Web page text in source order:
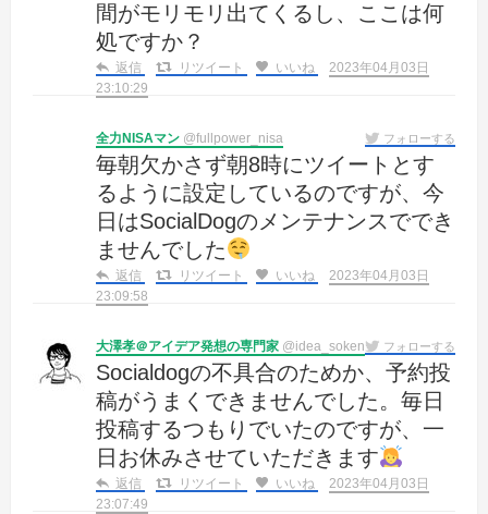
間がモリモリ出てくるし、ここは何
処ですか？
返信 リツイート いいね
2023年04月03日
23:10:29
全力NISAマン @fullpower_nisa フォローする
毎朝欠かさず朝8時にツイートとす
るように設定しているのですが、今
日はSocialDogのメンテナンスででき
ませんでした
返信 リツイート いいね
2023年04月03日
23:09:58
大澤孝＠アイデア発想の専門家 @idea_soken フォローする
Socialdogの不具合のためか、予約投
稿がうまくできませんでした。毎日
投稿するつもりでいたのですが、一
日お休みさせていただきます
返信 リツイート いいね
2023年04月03日
23:07:49